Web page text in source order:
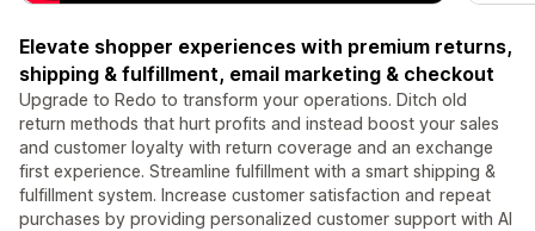
Elevate shopper experiences with premium returns,
shipping & fulfillment, email marketing & checkout
Upgrade to Redo to transform your operations. Ditch old
return methods that hurt profits and instead boost your sales
and customer loyalty with return coverage and an exchange
first experience. Streamline fulfillment with a smart shipping &
fulfillment system. Increase customer satisfaction and repeat
purchases by providing personalized customer support with AI